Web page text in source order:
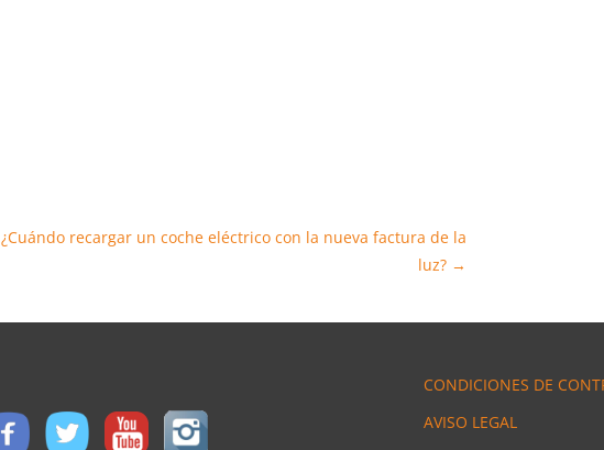
¿Cuándo recargar un coche eléctrico con la nueva factura de la
luz? →
CONDICIONES DE
AVISO LEGAL